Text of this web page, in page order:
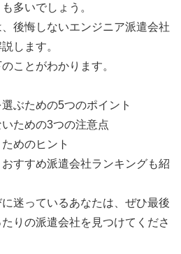
多いでしょう。
後悔しないエンジニア派遣会社
します。
ことがわかります。
ぶための5つのポイント
ための3つの注意点
めのヒント
すすめ派遣会社ランキングも紹
迷っているあなたは、ぜひ最後
りの派遣会社を見つけてくださ